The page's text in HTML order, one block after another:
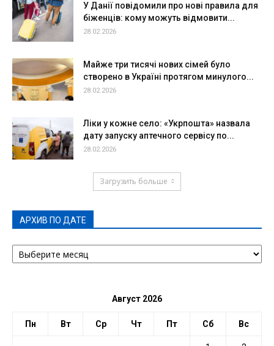
У Данії повідомили про нові правила для
біженців: кому можуть відмовити...
28.02.2026
Майже три тисячі нових сімей було
створено в Україні протягом минулого...
28.02.2026
Ліки у кожне село: «Укрпошта» назвала
дату запуску аптечного сервісу по...
28.02.2026
Загрузить больше
АРХИВ ПО ДАТЕ
АРХИВ
ПО
Август 2026
Пн Вт Ср Чт Пт Сб Вс